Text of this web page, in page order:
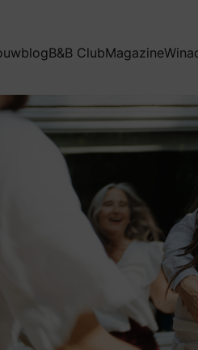
B&B ClubMagazine